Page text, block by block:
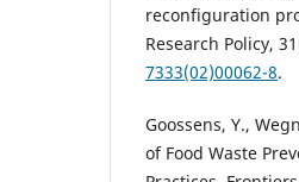
reconfiguration
Research Policy,
7333(02)00062-8.
Goossens, Y.,
of Food Waste